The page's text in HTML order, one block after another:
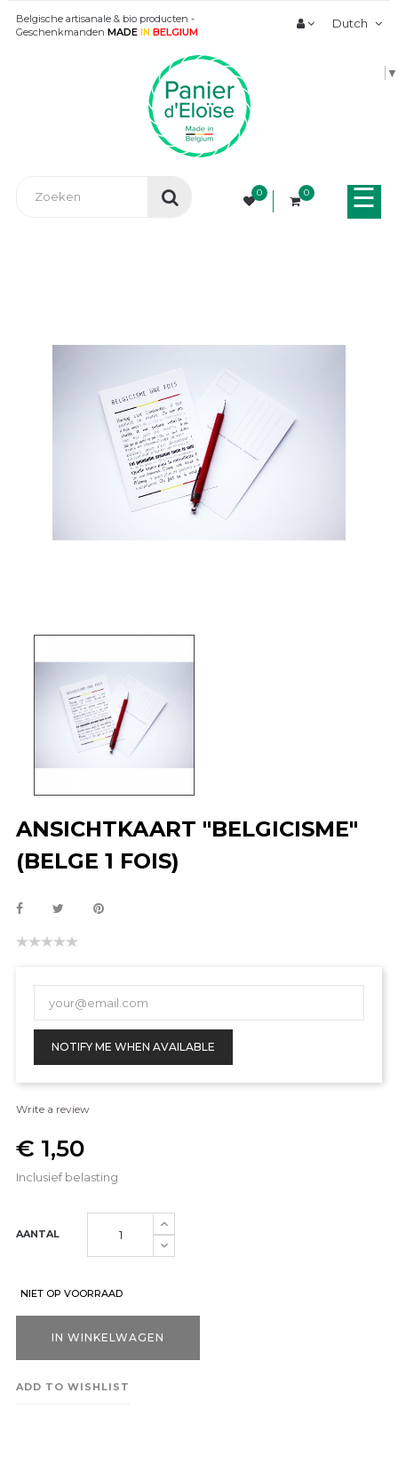
Belgische artisanale & bio producten -
Geschenkmanden MADE IN BELGIUM
Dutch
▼
0 0 ☰
ANSICHTKAART "BELGICISME"
(BELGE 1 FOIS)
NOTIFY ME WHEN AVAILABLE
Write a review
€ 1,50
Inclusief belasting
AANTAL
NIET OP VOORRAAD
IN WINKELWAGEN
ADD TO WISHLIST